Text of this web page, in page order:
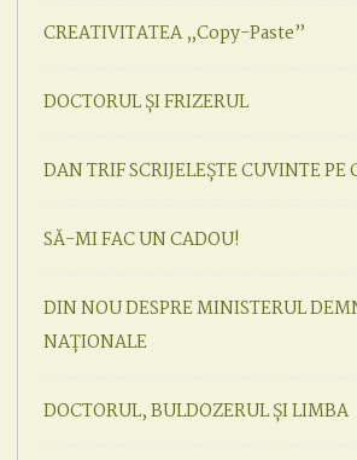
CREATIVITATEA „Copy-Paste”
DOCTORUL ȘI FRIZERUL
DAN TRIF SCRIJELEȘTE CUVINTE PE
SĂ-MI FAC UN CADOU!
DIN NOU DESPRE MINISTERUL
NAȚIONALE
DOCTORUL, BULDOZERUL ȘI LIMBA